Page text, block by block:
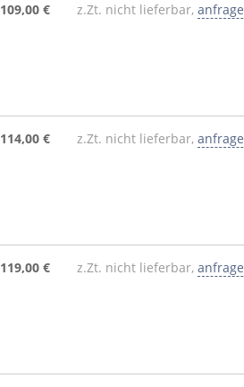
109,00 € z.Zt. nicht lieferbar,
114,00 € z.Zt. nicht lieferbar,
119,00 € z.Zt. nicht lieferbar,